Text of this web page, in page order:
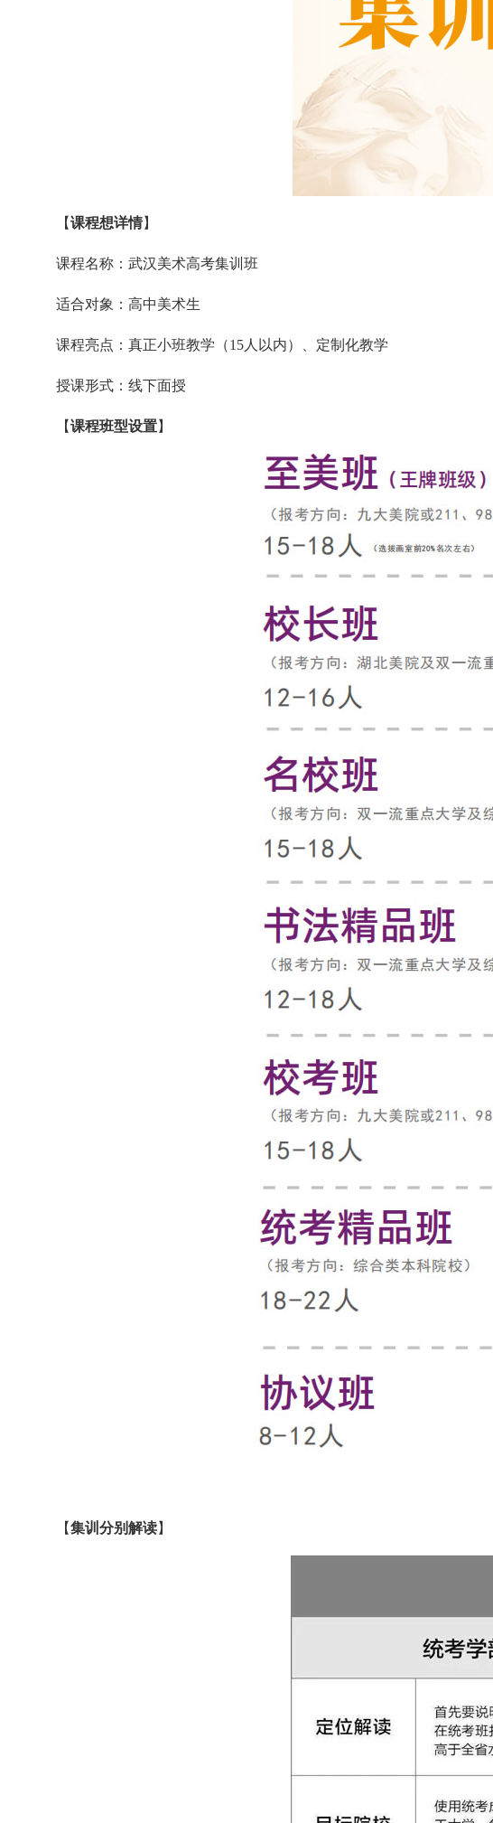
【课程想详情】
课程名称：武汉美术高考集训班
适合对象：高中美术生
课程亮点：真正小班教学（15人以内）、定制化教学
授课形式：线下面授
【课程班型设置】
【集训分别解读】